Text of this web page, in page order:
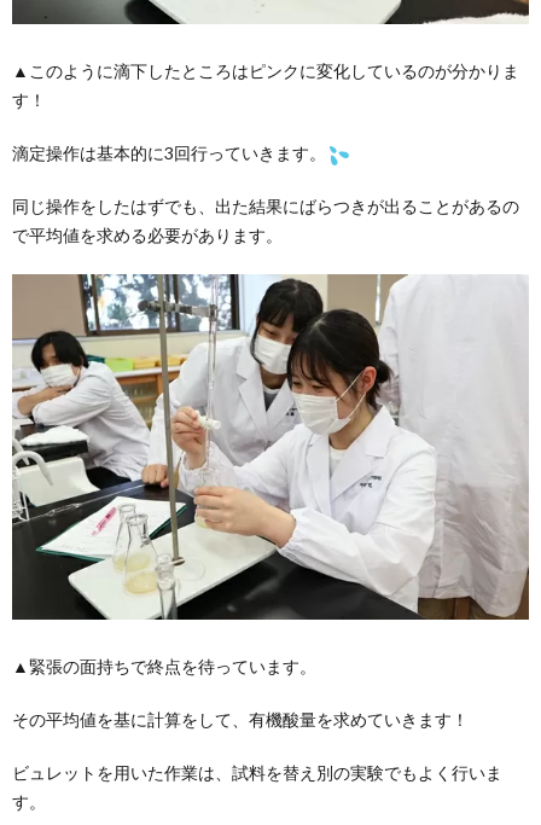
▲このように滴下したところはピンクに変化しているのが分かりま
す！
滴定操作は基本的に3回行っていきます。
同じ操作をしたはずでも、出た結果にばらつきが出ることがあるの
で平均値を求める必要があります。
▲緊張の面持ちで終点を待っています。
その平均値を基に計算をして、有機酸量を求めていきます！
ビュレットを用いた作業は、試料を替え別の実験でもよく行いま
す。